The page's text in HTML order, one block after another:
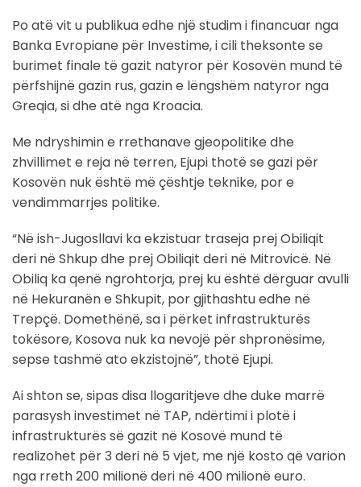
Po atë vit u publikua edhe një studim i financuar nga
Banka Evropiane për Investime, i cili theksonte se
burimet finale të gazit natyror për Kosovën mund të
përfshijnë gazin rus, gazin e lëngshëm natyror nga
Greqia, si dhe atë nga Kroacia.
Me ndryshimin e rrethanave gjeopolitike dhe
zhvillimet e reja në terren, Ejupi thotë se gazi për
Kosovën nuk është më çështje teknike, por e
vendimmarrjes politike.
“Në ish-Jugosllavi ka ekzistuar traseja prej Obiliqit
deri në Shkup dhe prej Obiliqit deri në Mitrovicë. Në
Obiliq ka qenë ngrohtorja, prej ku është dërguar avulli
në Hekuranën e Shkupit, por gjithashtu edhe në
Trepçë. Domethënë, sa i përket infrastrukturës
tokësore, Kosova nuk ka nevojë për shpronësime,
sepse tashmë ato ekzistojnë”, thotë Ejupi.
Ai shton se, sipas disa llogaritjeve dhe duke marrë
parasysh investimet në TAP, ndërtimi i plotë i
infrastrukturës së gazit në Kosovë mund të
realizohet për 3 deri në 5 vjet, me një kosto që varion
nga rreth 200 milionë deri në 400 milionë euro.